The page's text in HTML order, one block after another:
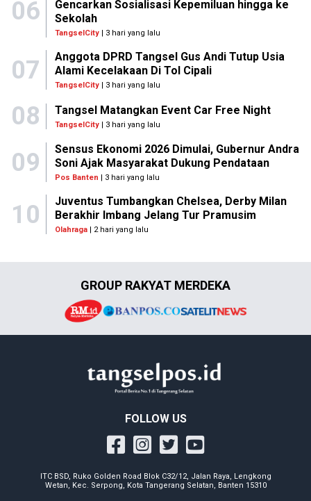
06
Gencarkan Sosialisasi Kepemiluan hingga ke
Sekolah
TangselCity| 3 hari yang lalu
07
Anggota DPRD Tangsel Gus Andi Tutup Usia
Alami Kecelakaan Di Tol Cipali
TangselCity| 3 hari yang lalu
08 Tangsel Matangkan Event Car Free Night
TangselCity | 3 hari yang lalu
09
Sensus Ekonomi 2026 Dimulai, Gubernur Andra
Soni Ajak Masyarakat Dukung Pendataan
Pos Banten | 3 hari yang lalu
10
Juventus Tumbangkan Chelsea, Derby Milan
Berakhir Imbang Jelang Tur Pramusim
Olahraga| 2 hari yang lalu
GROUP RAKYAT MERDEKA
FOLLOW US
ITC BSD, Ruko Golden Road Blok C32/12, Jalan Raya, Lengkong
Wetan, Kec. Serpong, Kota Tangerang Selatan, Banten 15310